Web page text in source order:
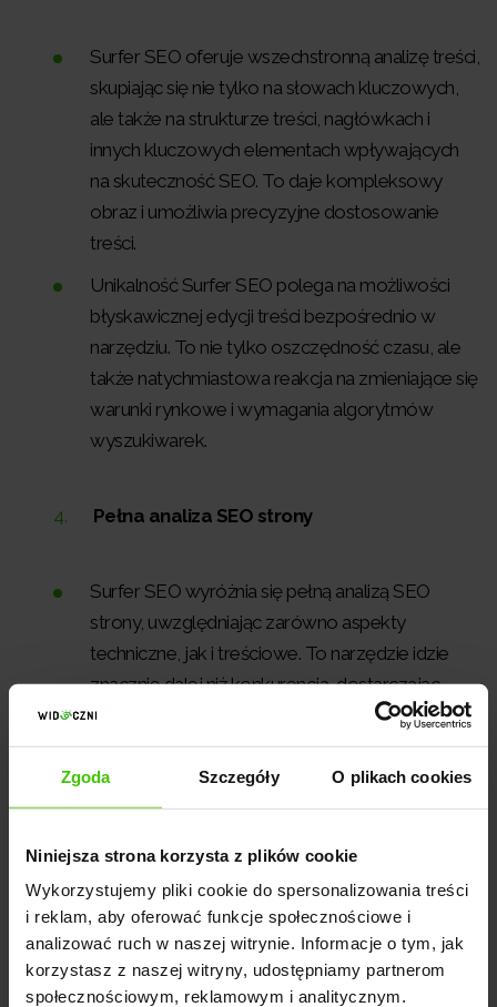
Zgoda Szczegóły O plikach cookies
Niniejsza strona korzysta z plików cookie
Wykorzystujemy pliki cookie do spersonalizowania treści
i reklam, aby oferować funkcje społecznościowe i
analizować ruch w naszej witrynie. Informacje o tym, jak
korzystasz z naszej witryny, udostępniamy partnerom
społecznościowym, reklamowym i analitycznym.
Surfer SEO oferuje wszechstronną analizę treści,
skupiając się nie tylko na słowach kluczowych,
ale także na strukturze treści, nagłówkach i
innych kluczowych elementach wpływających
na skuteczność SEO. To daje kompleksowy
obraz i umożliwia precyzyjne dostosowanie
treści.
Unikalność Surfer SEO polega na możliwości
błyskawicznej edycji treści bezpośrednio w
narzędziu. To nie tylko oszczędność czasu, ale
także natychmiastowa reakcja na zmieniające się
warunki rynkowe i wymagania algorytmów
wyszukiwarek.
Pełna analiza SEO strony
Surfer SEO wyróżnia się pełną analizą SEO
strony, uwzględniając zarówno aspekty
techniczne, jak i treściowe. To narzędzie idzie
znacznie dalej niż konkurencja, dostarczając
precyzyjnych wskazówek dotyczących
szybkości ładowania, struktury linków, a także
jakości treści.
także dostarcza inteligentne sugestie do
poprawy. To nieocenione narzędzie dla
specjalistów SEO, którzy pragną podnieść
jakość swoich stron internetowych i
efektywność działań.